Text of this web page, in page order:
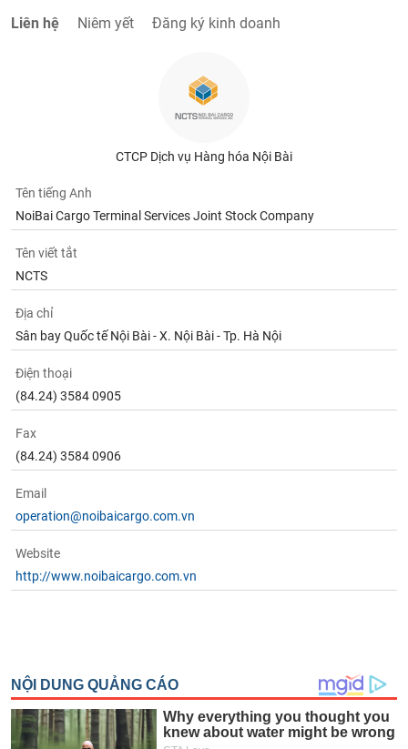
Liên hệ Niêm yết Đăng ký kinh doanh
CTCP Dịch vụ Hàng hóa Nội Bài
Tên tiếng Anh
NoiBai Cargo Terminal Services Joint Stock Company
Tên viết tắt
NCTS
Địa chỉ
Sân bay Quốc tế Nội Bài - X. Nội Bài - Tp. Hà Nội
Điện thoại
(84.24) 3584 0905
Fax
(84.24) 3584 0906
Email
operation@noibaicargo.com.vn
Website
http://www.noibaicargo.com.vn